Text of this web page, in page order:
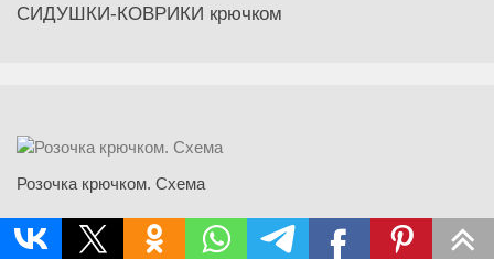
СИДУШКИ-КОВРИКИ крючком
Розочка крючком. Схема